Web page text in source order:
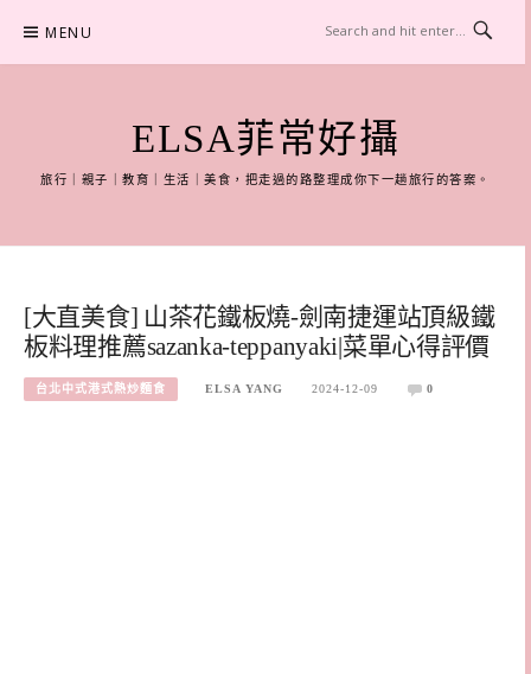
content
MENU
ELSA菲常好攝
旅行｜親子｜教育｜生活｜美食，把走過的路整理成你下一趟旅行的答案。
[大直美食] 山茶花鐵板燒-劍南捷運站頂級鐵
板料理推薦sazanka-teppanyaki|菜單心得評價
台北中式港式熱炒麵食 ELSA YANG 2024-12-09 0